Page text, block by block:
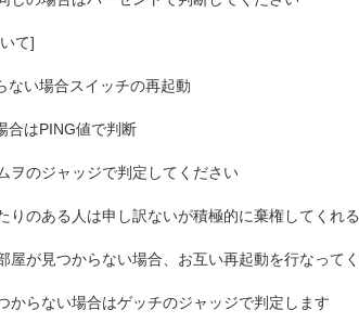
て]
ない場合スイッチの再起動
合はPING値で判断
ヲのジャッジで判定してください
りのある人は申し訳ないが積極的に棄権してくれ
屋が見つからない場合、お互い再起動を行なって
からない場合はゲッチのジャッジで判定します